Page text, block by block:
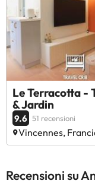
Le Terracotta -
& Jardin
9.6 51 recensioni
Vincennes,
Recensioni su